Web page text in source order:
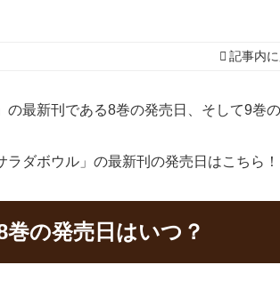
記事内
最新刊である8巻の発売日、そして9巻
ダボウル」の最新刊の発売日はこちら！
の発売日はいつ？